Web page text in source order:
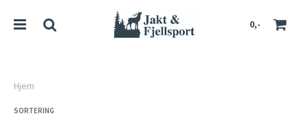
0,-
Hjem
SORTERING